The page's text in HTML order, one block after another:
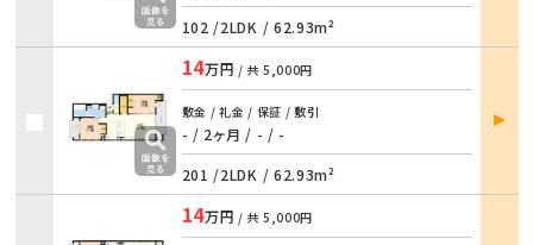
102 /2LDK / 62.93m²
14万円 / 共 5,000円
敷金 / 礼金 / 保証 / 敷引
- / 2ヶ月 / - / -
201 /2LDK / 62.93m²
部屋
詳細
14万円 / 共 5,000円